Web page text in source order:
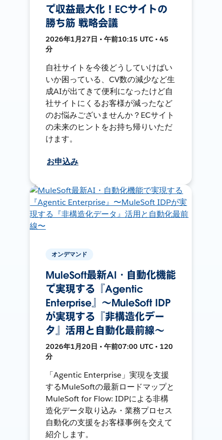
で収益最大化！ECサイトの
勝ち筋 戦略会議
2026年1月27日 • 午前10:15 UTC • 45
分
自社サイトを今後どうしていけばい
いか困っている、CV数の減少など生
成AIが出てきて便利になったけど自
社サイトにくるお客様が減ったなど
のお悩みございませんか？ECサイト
の未来のヒントをお持ち帰りいただ
けます。
お申込み
オンデマンド
MuleSoft最新AI・自動化機能
で実現する『Agentic
Enterprise』〜MuleSoft IDP
が実現する『非構造化デー
タ』活用と自動化最前線〜
2026年1月20日 • 午前07:00 UTC • 120
分
「Agentic Enterprise」実現を支援
するMuleSoftの最新ロードマップと
MuleSoft for Flow: IDPによる非構
造化データ取り込み・業務プロセス
自動化の支援をお客様事例を交えて
紹介します。